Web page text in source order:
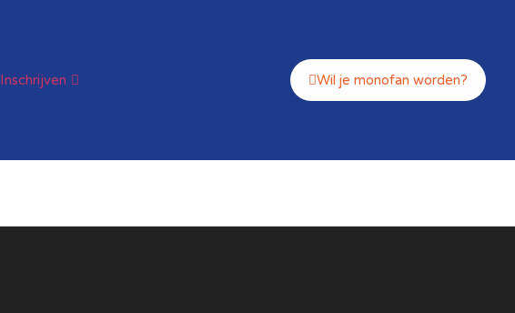
Inschrijven Wil je monofan worden?